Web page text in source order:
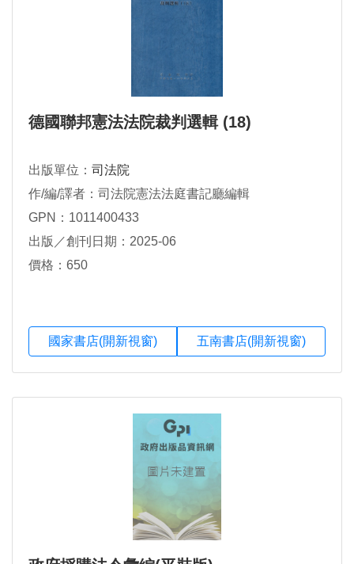
德國聯邦憲法法院裁判選輯 (18)
出版單位： 司法院
作/編/譯者：司法院憲法法庭書記廳編輯
GPN：1011400433
出版／創刊日期：2025-06
價格：650
國家書店(開新視窗) 五南書店(開新視窗)